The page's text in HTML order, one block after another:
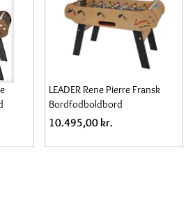
LEADER Rene Pierre Fransk
Bordfodboldbord
10.495,00 kr.